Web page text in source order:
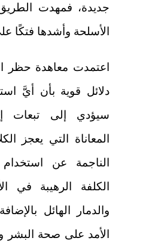
جديدة، فمهدت
الأسلحة وأشدها فتكًا
اعتمدت معاهدة حظر
دلائل قوية بأن أيَّ
سيؤدي إلى تبعات
المعاناة التي يعجز
الناجمة عن
الكلفة الرهيبة في
والدمار الهائل
الأمد على صحة البشر